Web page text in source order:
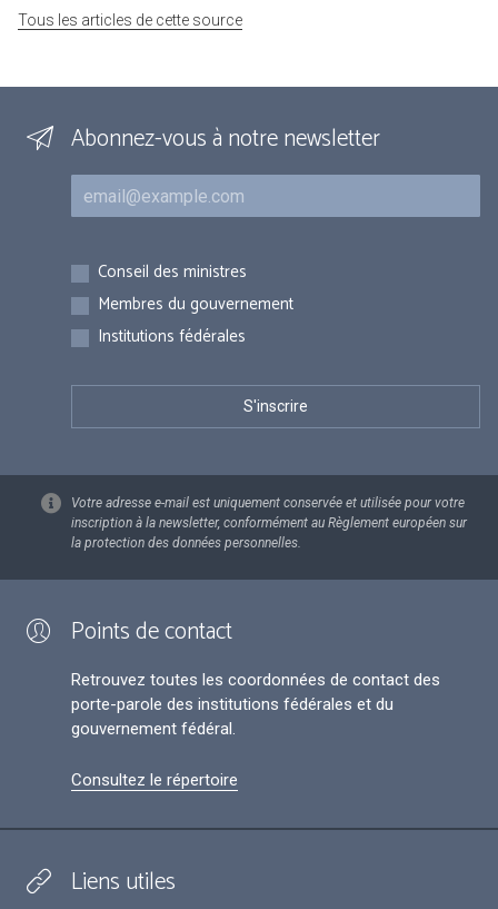
Tous les articles de cette source
Abonnez-vous à notre newsletter
Courriel
Inscriptions
Conseil des ministres
Membres du gouvernement
Institutions fédérales
Votre adresse e-mail est uniquement conservée et utilisée pour votre
inscription à la newsletter, conformément au Règlement européen sur
la protection des données personnelles.
Points de contact
Retrouvez toutes les coordonnées de contact des
porte-parole des institutions fédérales et du
gouvernement fédéral.
Consultez le répertoire
Liens utiles